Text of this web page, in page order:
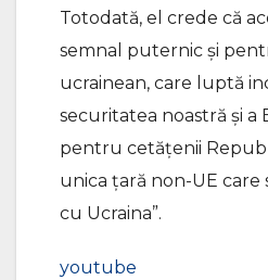
Totodată, el crede că
semnal puternic și
ucrainean, care luptă
securitatea noastră și a
pentru cetățenii
unica țară non-UE
cu Ucraina”.
youtube